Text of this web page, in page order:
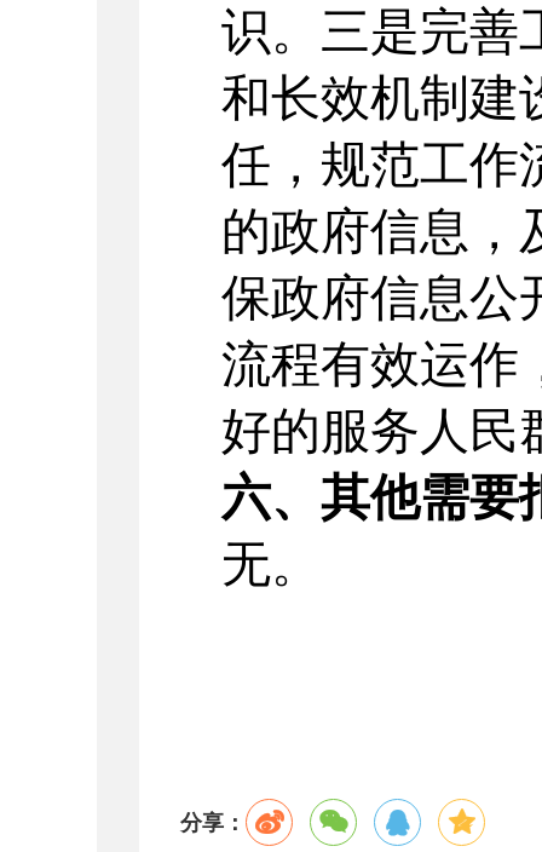
识。三是完善
和长效机制建
任，规范工作
的政府信息，
保政府信息公
流程有效运作
好的服务人民
六、其他需要
无。
分享：